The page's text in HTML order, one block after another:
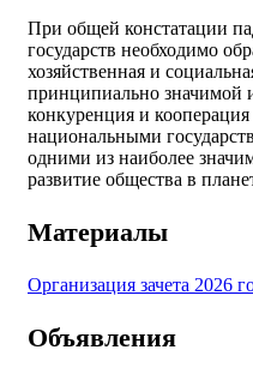
При общей констатации
государств необходимо
хозяйственная и
принципиально значимой
конкуренция и
национальными
одними из наиболее
развитие общества в
Материалы
Организация зачета 2026
Объявления